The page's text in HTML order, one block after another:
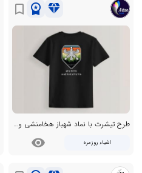
diamond
workspace_premium
bookmark_border
طرح تیشرت با نماد شهباز هخامنشی و متن پارسی باستانی کهن
اشیاء روزمره visibility